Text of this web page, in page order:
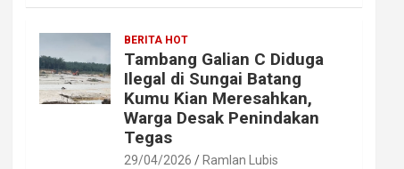
BERITA HOT
Tambang Galian C Diduga
Ilegal di Sungai Batang
Kumu Kian Meresahkan,
Warga Desak Penindakan
Tegas
29/04/2026 Ramlan Lubis